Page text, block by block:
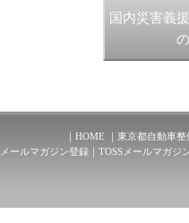
国内災害義
HOME
東京都自動車整
メールマガジン登録
TOSSメールマガジ